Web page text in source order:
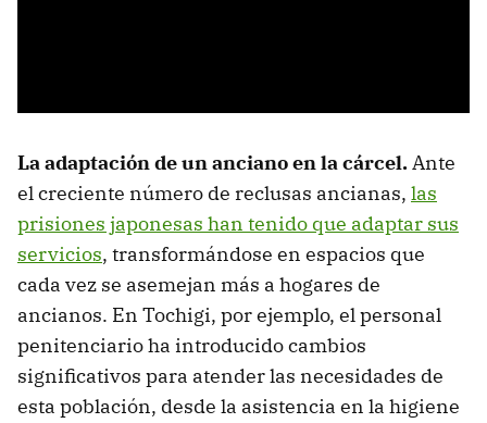
La adaptación de un anciano en la cárcel.Ante
el creciente número de reclusas ancianas, las
prisiones japonesas han tenido que adaptar sus
servicios, transformándose en espacios que
cada vez se asemejan más a hogares de
ancianos. En Tochigi, por ejemplo, el personal
penitenciario ha introducido cambios
significativos para atender las necesidades de
esta población, desde la asistencia en la higiene